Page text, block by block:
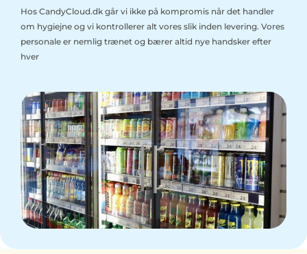
Hos CandyCloud.dk går vi ikke på kompromis når det handler
om hygiejne og vi kontrollerer alt vores slik inden levering. Vores
personale er nemlig trænet og bærer altid nye handsker efter
hver